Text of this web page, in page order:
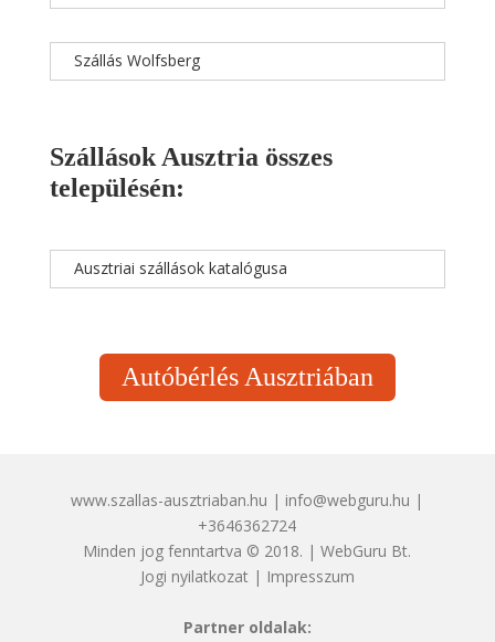
Szállás Wolfsberg
Szállások Ausztria összes
településén:
Ausztriai szállások katalógusa
Autóbérlés Ausztriában
www.szallas-ausztriaban.hu | info@webguru.hu |
+3646362724
Minden jog fenntartva © 2018. | WebGuru Bt.
Jogi nyilatkozat| Impresszum
Partner oldalak: